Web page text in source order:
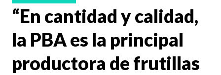
“En cantidad y calidad,
la PBA es la principal
productora de frutillas